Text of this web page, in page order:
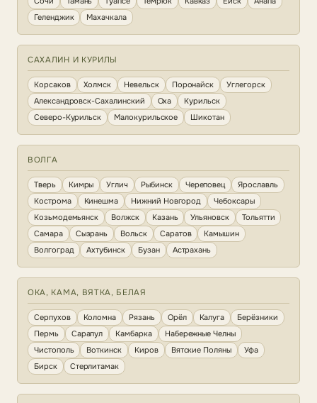
Геленджик
Махачкала
САХАЛИН И КУРИЛЫ
Корсаков Холмск Невельск Поронайск
Углегорск
Александровск-Сахалинский
Оха
Курильск
Северо-Курильск
Малокурильское Шикотан
ВОЛГА
Тверь Кимры Углич Рыбинск Череповец
Ярославль
Кострома
Кинешма Нижний Новгород
Чебоксары
Козьмодемьянск
Волжск Казань Ульяновск
Тольятти
Самара
Сызрань Вольск Саратов
Камышин
Волгоград
Ахтубинск Бузан Астрахань
ОКА, КАМА, ВЯТКА, БЕЛАЯ
Серпухов Коломна Рязань Орёл Калуга
Берёзники
Пермь
Сарапул Камбарка
Набережные Челны
Чистополь
Воткинск Киров Вятские Поляны
Уфа
Бирск
Стерлитамак